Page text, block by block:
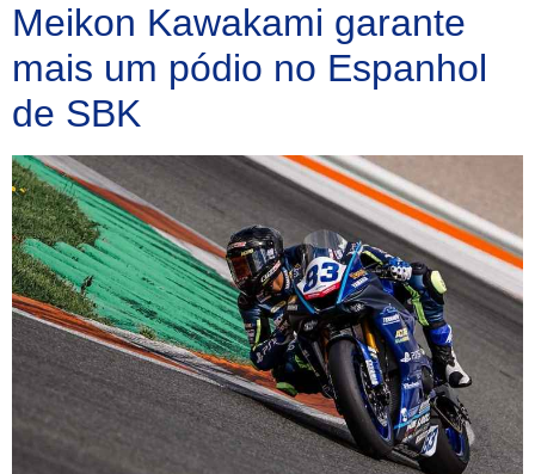
Meikon Kawakami garante
mais um pódio no Espanhol
de SBK